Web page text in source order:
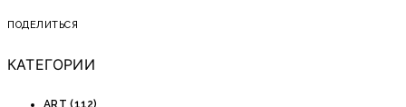
ПОДЕЛИТЬСЯ
КАТЕГОРИИ
ART (112)